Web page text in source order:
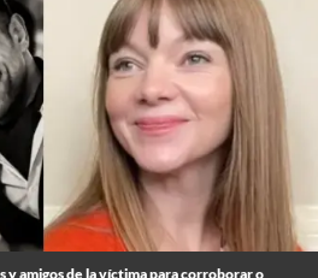
y amigos de la víctima para corroborar o